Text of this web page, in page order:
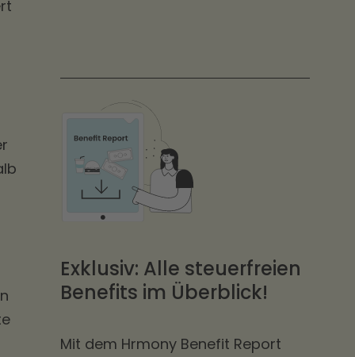
Exklusiv: Alle steuerfreien
Benefits im Überblick!
Mit dem Hrmony Benefit Report